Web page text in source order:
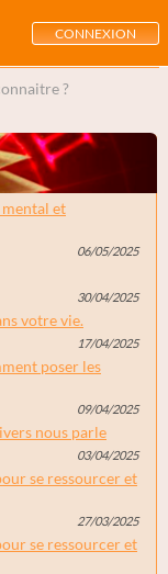
CONNEXION
?
et
06/05/2025
30/04/2025
votre vie.
17/04/2025
poser les
09/04/2025
nous parle
03/04/2025
se ressourcer et
27/03/2025
se ressourcer et